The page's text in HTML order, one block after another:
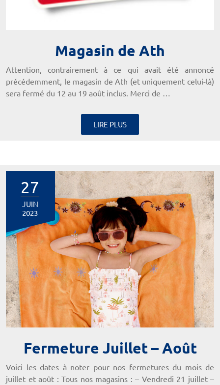
Magasin de Ath
Attention, contrairement à ce qui avait été annoncé
précédemment, le magasin de Ath (et uniquement celui-là)
sera fermé du 12 au 19 août inclus. Merci de …
LIRE PLUS
27
JUIN
2023
Fermeture Juillet – Août
Voici les dates à noter pour nos fermetures du mois de
juillet et août : Tous nos magasins : – Vendredi 21 juillet –